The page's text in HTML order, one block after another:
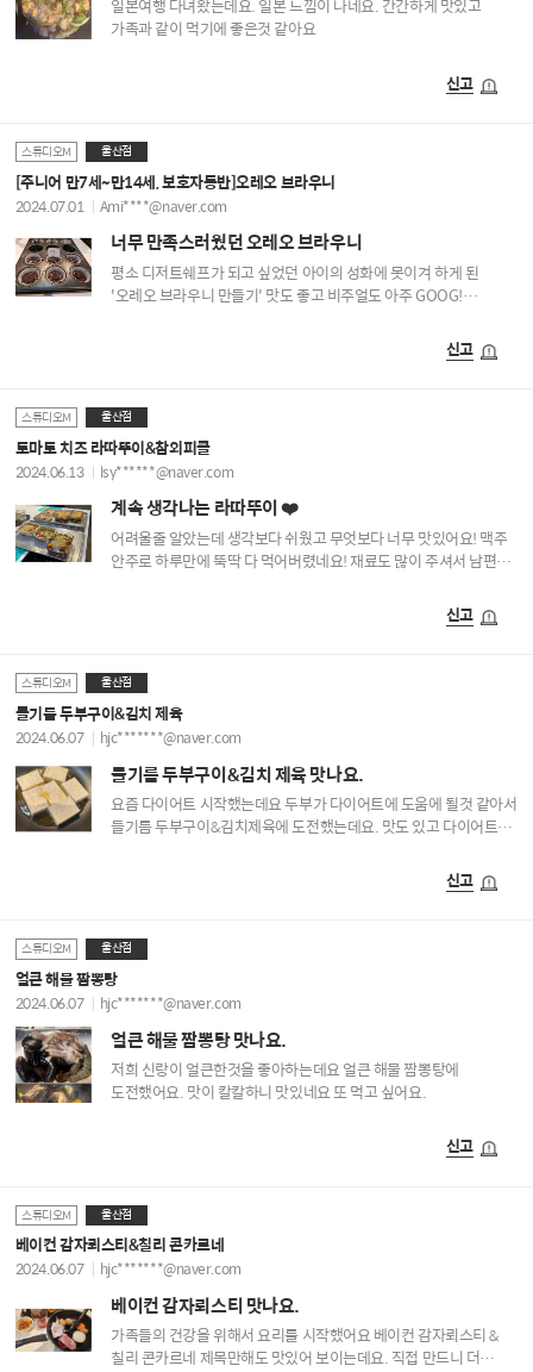
일본여행 다녀왔는데요. 일본 느낌이 나네요. 간간하게 맛있고
가족과 같이 먹기에 좋은것 같아요
신고
스튜디오M 울산점
[주니어 만7세~만14세, 보호자동반]오레오 브라우니
2024.07.01 Ami****@naver.com
너무 만족스러웠던 오레오 브라우니
평소 디저트쉐프가 되고 싶었던 아이의 성화에 못이겨 하게 된
'오레오 브라우니 만들기' 맛도 좋고 비주얼도 아주 GOOG!
요리를 친구랑 가족에게 선보이며 즐거워하는 모습을 보니 수업을
신고
스튜디오M 울산점
토마토 치즈 라따뚜이&참외피클
2024.06.13 lsy******@naver.com
계속 생각나는 라따뚜이 ❤️
어려울줄 알았는데 생각보다 쉬웠고 무엇보다 너무 맛있어요! 맥주
안주로 하루만에 뚝딱 다 먹어버렸네요! 재료도 많이 주셔서 남편과
신고
스튜디오M 울산점
들기름 두부구이&김치 제육
2024.06.07 hjc*******@naver.com
들기름 두부구이&김치 제육 맛나요.
요즘 다이어트 시작했는데요 두부가 다이어트에 도움에 될것 같아서
들기름 두부구이&김치제육에 도전했는데요. 맛도 있고 다이어트에
신고
스튜디오M 울산점
얼큰 해물 짬뽕탕
2024.06.07 hjc*******@naver.com
얼큰 해물 짬뽕탕 맛나요.
저희 신랑이 얼큰한것을 좋아하는데요 얼큰 해물 짬뽕탕에
도전했어요. 맛이 칼칼하니 맛있네요 또 먹고 싶어요.
신고
스튜디오M 울산점
베이컨 감자뢰스티&칠리 콘카르네
2024.06.07 hjc*******@naver.com
베이컨 감자뢰스티 맛나요.
가족들의 건강을 위해서 요리를 시작했어요 베이컨 감자뢰스티 &
칠리 콘카르네 제목만해도 맛있어 보이는데요. 직접 만드니 더